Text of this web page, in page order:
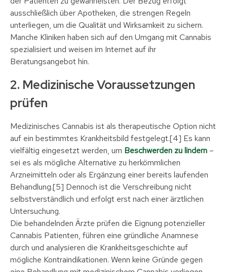
ausschließlich über Apotheken, die strengen Regeln
unterliegen, um die Qualität und Wirksamkeit zu sichern.
Manche Kliniken haben sich auf den Umgang mit Cannabis
spezialisiert und weisen im Internet auf ihr
Beratungsangebot hin.
2. Medizinische Voraussetzungen
prüfen
Medizinisches Cannabis ist als therapeutische Option nicht
auf ein bestimmtes Krankheitsbild festgelegt.[4] Es kann
vielfältig eingesetzt werden, um Beschwerden zu lindern –
sei es als mögliche Alternative zu herkömmlichen
Arzneimitteln oder als Ergänzung einer bereits laufenden
Behandlung.[5] Dennoch ist die Verschreibung nicht
selbstverständlich und erfolgt erst nach einer ärztlichen
Untersuchung.
Die behandelnden Ärzte prüfen die Eignung potenzieller
Cannabis Patienten, führen eine gründliche Anamnese
durch und analysieren die Krankheitsgeschichte auf
mögliche Kontraindikationen. Wenn keine Gründe gegen